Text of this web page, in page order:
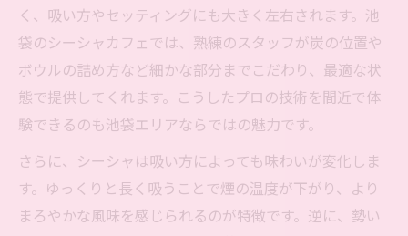
池袋で自分好みのシーシャを見つけるコツ
シーシャの好みを池袋でスタッフと一緒に
探す
池袋のシーシャで理想のフレーバーに出会
う方法
池袋でシーシャ選びに迷わないためのポイ
ント
自分らしいシーシャ体験を池袋で叶える方
く、吸い方やセッティングにも大きく左右されます。池
袋のシーシャカフェでは、熟練のスタッフが炭の位置や
ボウルの詰め方など細かな部分までこだわり、最適な状
態で提供してくれます。こうしたプロの技術を間近で体
験できるのも池袋エリアならではの魅力です。
さらに、シーシャは吸い方によっても味わいが変化しま
す。ゆっくりと長く吸うことで煙の温度が下がり、より
まろやかな風味を感じられるのが特徴です。逆に、勢い